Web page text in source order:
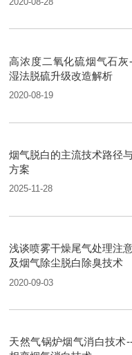
高浓度二氧化硫烟气石灰
湿法脱硫升级改造解析
2020-08-19
烟气脱白的主流技术路径
方案
2025-11-28
浅谈喷雾干燥尾气处理注
及烟气除尘脱白除臭技术
2020-09-03
天然气锅炉烟气消白技术